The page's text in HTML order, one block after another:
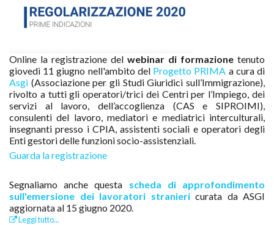
Online la registrazione del webinar di formazione tenuto
giovedì 11 giugno nell'ambito del Progetto PRIMA a cura di
Asgi (Associazione per gli Studi Giuridici sull’Immigrazione),
rivolto a tutti gli operatori/trici dei Centri per l’Impiego, dei
servizi al lavoro, dell’accoglienza (CAS e SIPROIMI),
consulenti del lavoro, mediatori e mediatrici interculturali,
insegnanti presso i CPIA, assistenti sociali e operatori degli
Enti gestori delle funzioni socio-assistenziali.
Guarda la registrazione
Segnaliamo anche questa scheda di approfondimento
sull'emersione dei lavoratori straniericurata da ASGI
aggiornata al 15 giugno 2020.
Leggi tutto...